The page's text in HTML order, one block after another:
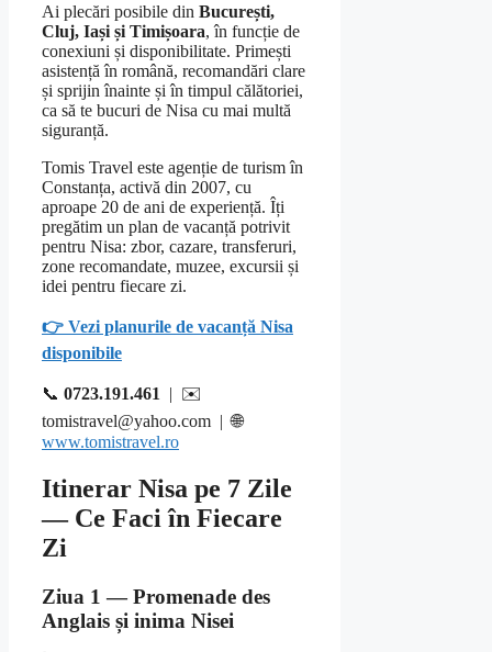
Ai plecări posibile din București,
Cluj, Iași și Timișoara, în funcție de
conexiuni și disponibilitate. Primești
asistență în română, recomandări clare
și sprijin înainte și în timpul călătoriei,
ca să te bucuri de Nisa cu mai multă
siguranță.
Tomis Travel este agenție de turism în
Constanța, activă din 2007, cu
aproape 20 de ani de experiență. Îți
pregătim un plan de vacanță potrivit
pentru Nisa: zbor, cazare, transferuri,
zone recomandate, muzee, excursii și
idei pentru fiecare zi.
👉 Vezi planurile de vacanță Nisa
disponibile
📞 0723.191.461
| ✉️
tomistravel@yahoo.com | 🌐
www.tomistravel.ro
Itinerar Nisa pe 7 Zile
— Ce Faci în Fiecare
Zi
Ziua 1 — Promenade des
Anglais și inima Nisei